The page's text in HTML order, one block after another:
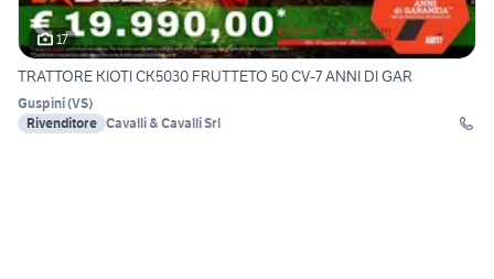
17
TRATTORE KIOTI CK5030 FRUTTETO 50 CV-7 ANNI DI GAR
Guspini(VS)
Rivenditore Cavalli & Cavalli Srl